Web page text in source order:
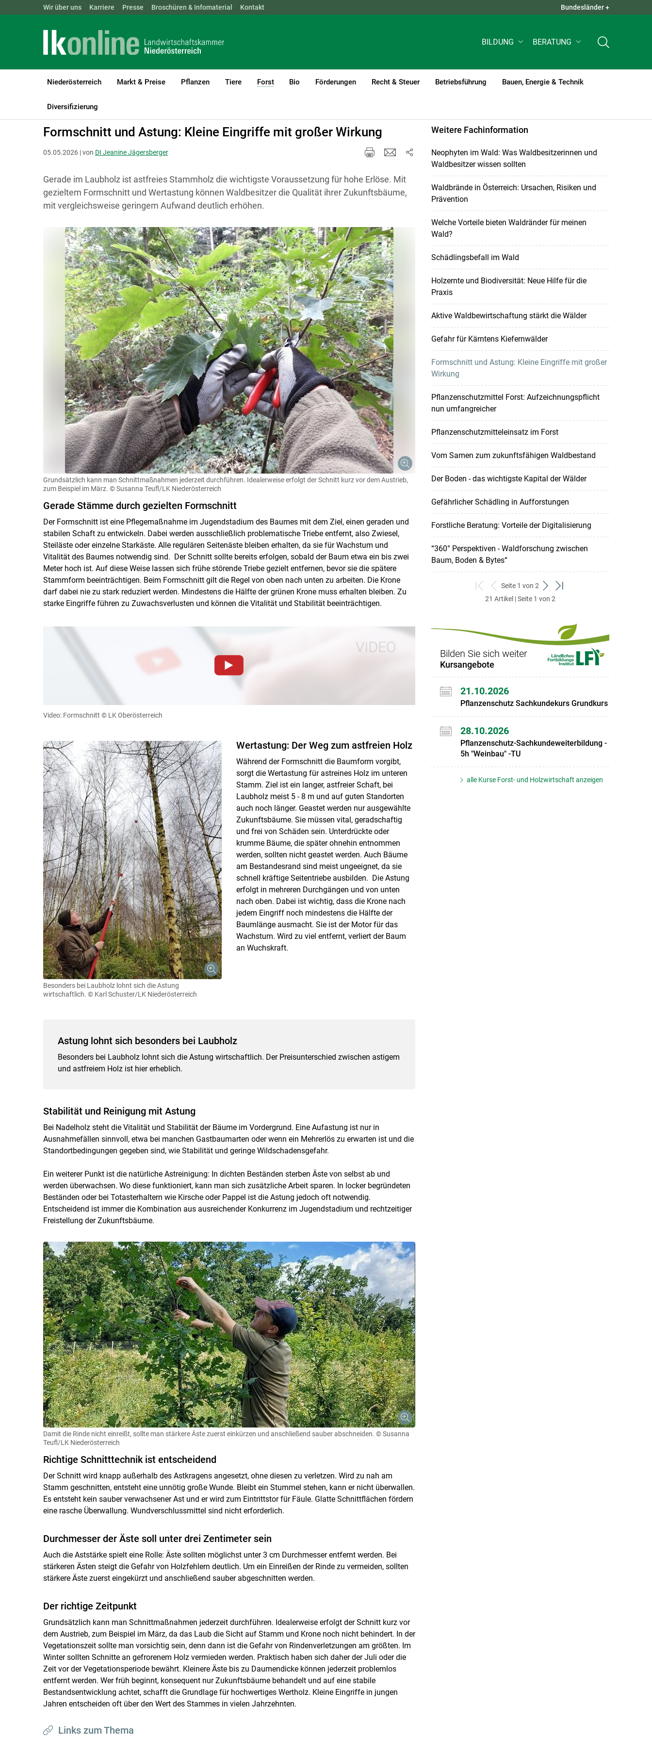
Skip to main content
Landwirtschaftskammern: ÖSTERREICH BGLD KTN NÖ OÖ SBG QUICK LINKS +
Wir über uns Karriere Presse Broschüren & Infomaterial Kontakt Bundesländer +
BILDUNG BERATUNG
Niederösterreich Markt & Preise Pflanzen Tiere Forst
(current)1
Bio Förderungen Recht & Steuer Betriebsführung Bauen, Energie & Technik
Diversifizierung
LK Niederösterreich
Formschnitt und Astung: Kleine Eingriffe mit großer Wirkung
05.05.2026 | von DI Jeanine Jägersberger
Gerade im Laubholz ist astfreies Stammholz die wichtigste Voraussetzung für hohe Erlöse. Mit
gezieltem Formschnitt und Wertastung können Waldbesitzer die Qualität ihrer Zukunftsbäume,
mit vergleichsweise geringem Aufwand deutlich erhöhen.
Grundsätzlich kann man Schnittmaßnahmen jederzeit durchführen. Idealerweise erfolgt der Schnitt kurz vor dem Austrieb,
zum Beispiel im März. © Susanna Teufl/LK Niederösterreich
Gerade Stämme durch gezielten Formschnitt
Der Formschnitt ist eine Pflegemaßnahme im Jugendstadium des Baumes mit dem Ziel, einen geraden und
stabilen Schaft zu entwickeln. Dabei werden ausschließlich problematische Triebe entfernt, also Zwiesel,
Steiläste oder einzelne Starkäste. Alle regulären Seitenäste bleiben erhalten, da sie für Wachstum und
Vitalität des Baumes notwendig sind. Der Schnitt sollte bereits erfolgen, sobald der Baum etwa ein bis zwei
Meter hoch ist. Auf diese Weise lassen sich frühe störende Triebe gezielt entfernen, bevor sie die spätere
Stammform beeinträchtigen. Beim Formschnitt gilt die Regel von oben nach unten zu arbeiten. Die Krone
darf dabei nie zu stark reduziert werden. Mindestens die Hälfte der grünen Krone muss erhalten bleiben. Zu
starke Eingriffe führen zu Zuwachsverlusten und können die Vitalität und Stabilität beeinträchtigen.
Zum Abspielen von YouTube-Videos auf dieser Website müssen Cookies gesetzt werden
diese Website in den Cookie-Einstellungen jederzeit einsehen und korrigieren
Video: Formschnitt © LK Oberösterreich
Besonders bei Laubholz lohnt sich die Astung
wirtschaftlich. © Karl Schuster/LK Niederösterreich
Wertastung: Der Weg zum astfreien Holz
Während der Formschnitt die Baumform vorgibt,
sorgt die Wertastung für astreines Holz im unteren
Stamm. Ziel ist ein langer, astfreier Schaft, bei
Laubholz meist 5 - 8 m und auf guten Standorten
auch noch länger. Geastet werden nur ausgewählte
Zukunftsbäume. Sie müssen vital, geradschaftig
und frei von Schäden sein. Unterdrückte oder
krumme Bäume, die später ohnehin entnommen
werden, sollten nicht geastet werden. Auch Bäume
am Bestandesrand sind meist ungeeignet, da sie
schnell kräftige Seitentriebe ausbilden. Die Astung
erfolgt in mehreren Durchgängen und von unten
nach oben. Dabei ist wichtig, dass die Krone nach
jedem Eingriff noch mindestens die Hälfte der
Baumlänge ausmacht. Sie ist der Motor für das
Wachstum. Wird zu viel entfernt, verliert der Baum
an Wuchskraft.
Astung lohnt sich besonders bei Laubholz
Besonders bei Laubholz lohnt sich die Astung wirtschaftlich. Der Preisunterschied zwischen astigem
und astfreiem Holz ist hier erheblich.
Stabilität und Reinigung mit Astung
Bei Nadelholz steht die Vitalität und Stabilität der Bäume im Vordergrund. Eine Aufastung ist nur in
Ausnahmefällen sinnvoll, etwa bei manchen Gastbaumarten oder wenn ein Mehrerlös zu erwarten ist und die
Standortbedingungen gegeben sind, wie Stabilität und geringe Wildschadensgefahr.
Ein weiterer Punkt ist die natürliche Astreinigung: In dichten Beständen sterben Äste von selbst ab und
werden überwachsen. Wo diese funktioniert, kann man sich zusätzliche Arbeit sparen. In locker begründeten
Beständen oder bei Totasterhaltern wie Kirsche oder Pappel ist die Astung jedoch oft notwendig.
Entscheidend ist immer die Kombination aus ausreichender Konkurrenz im Jugendstadium und rechtzeitiger
Freistellung der Zukunftsbäume.
Damit die Rinde nicht einreißt, sollte man stärkere Äste zuerst einkürzen und anschließend sauber abschneiden. © Susanna
Teufl/LK Niederösterreich
Richtige Schnitttechnik ist entscheidend
Der Schnitt wird knapp außerhalb des Astkragens angesetzt, ohne diesen zu verletzen. Wird zu nah am
Stamm geschnitten, entsteht eine unnötig große Wunde. Bleibt ein Stummel stehen, kann er nicht überwallen.
Es entsteht kein sauber verwachsener Ast und er wird zum Eintrittstor für Fäule. Glatte Schnittflächen fördern
eine rasche Überwallung. Wundverschlussmittel sind nicht erforderlich.
Durchmesser der Äste soll unter drei Zentimeter sein
Auch die Aststärke spielt eine Rolle: Äste sollten möglichst unter 3 cm Durchmesser entfernt werden. Bei
stärkeren Ästen steigt die Gefahr von Holzfehlern deutlich. Um ein Einreißen der Rinde zu vermeiden, sollten
stärkere Äste zuerst eingekürzt und anschließend sauber abgeschnitten werden.
Der richtige Zeitpunkt
Grundsätzlich kann man Schnittmaßnahmen jederzeit durchführen. Idealerweise erfolgt der Schnitt kurz vor
dem Austrieb, zum Beispiel im März, da das Laub die Sicht auf Stamm und Krone noch nicht behindert. In der
Vegetationszeit sollte man vorsichtig sein, denn dann ist die Gefahr von Rindenverletzungen am größten. Im
Winter sollten Schnitte an gefrorenem Holz vermieden werden. Praktisch haben sich daher der Juli oder die
Zeit vor der Vegetationsperiode bewährt. Kleinere Äste bis zu Daumendicke können jederzeit problemlos
entfernt werden. Wer früh beginnt, konsequent nur Zukunftsbäume behandelt und auf eine stabile
Bestandsentwicklung achtet, schafft die Grundlage für hochwertiges Wertholz. Kleine Eingriffe in jungen
Jahren entscheiden oft über den Wert des Stammes in vielen Jahrzehnten.
Links zum Thema
Weitere Fachinformation
Neophyten im Wald: Was Waldbesitzerinnen und
Waldbesitzer wissen sollten
Waldbrände in Österreich: Ursachen, Risiken und
Prävention
Welche Vorteile bieten Waldränder für meinen
Wald?
Schädlingsbefall im Wald
Holzernte und Biodiversität: Neue Hilfe für die
Praxis
Aktive Waldbewirtschaftung stärkt die Wälder
Gefahr für Kärntens Kiefernwälder
Formschnitt und Astung: Kleine Eingriffe mit großer
Wirkung
Pflanzenschutzmittel Forst: Aufzeichnungspflicht
nun umfangreicher
Pflanzenschutzmitteleinsatz im Forst
Vom Samen zum zukunftsfähigen Waldbestand
Der Boden - das wichtigste Kapital der Wälder
Gefährlicher Schädling in Aufforstungen
Forstliche Beratung: Vorteile der Digitalisierung
“360° Perspektiven - Waldforschung zwischen
Baum, Boden & Bytes“
zum
ersten
zurück
zum
Seite 1 von 2
weiter
zum
zum
21 Artikel | Seite 1 von 2
Bilden Sie sich weiter
Kursangebote
21.10.2026
Pflanzenschutz Sachkundekurs Grundkurs
28.10.2026
Pflanzenschutz-Sachkundeweiterbildung -
5h "Weinbau" -TU
alle Kurse Forst- und Holzwirtschaft anzeigen